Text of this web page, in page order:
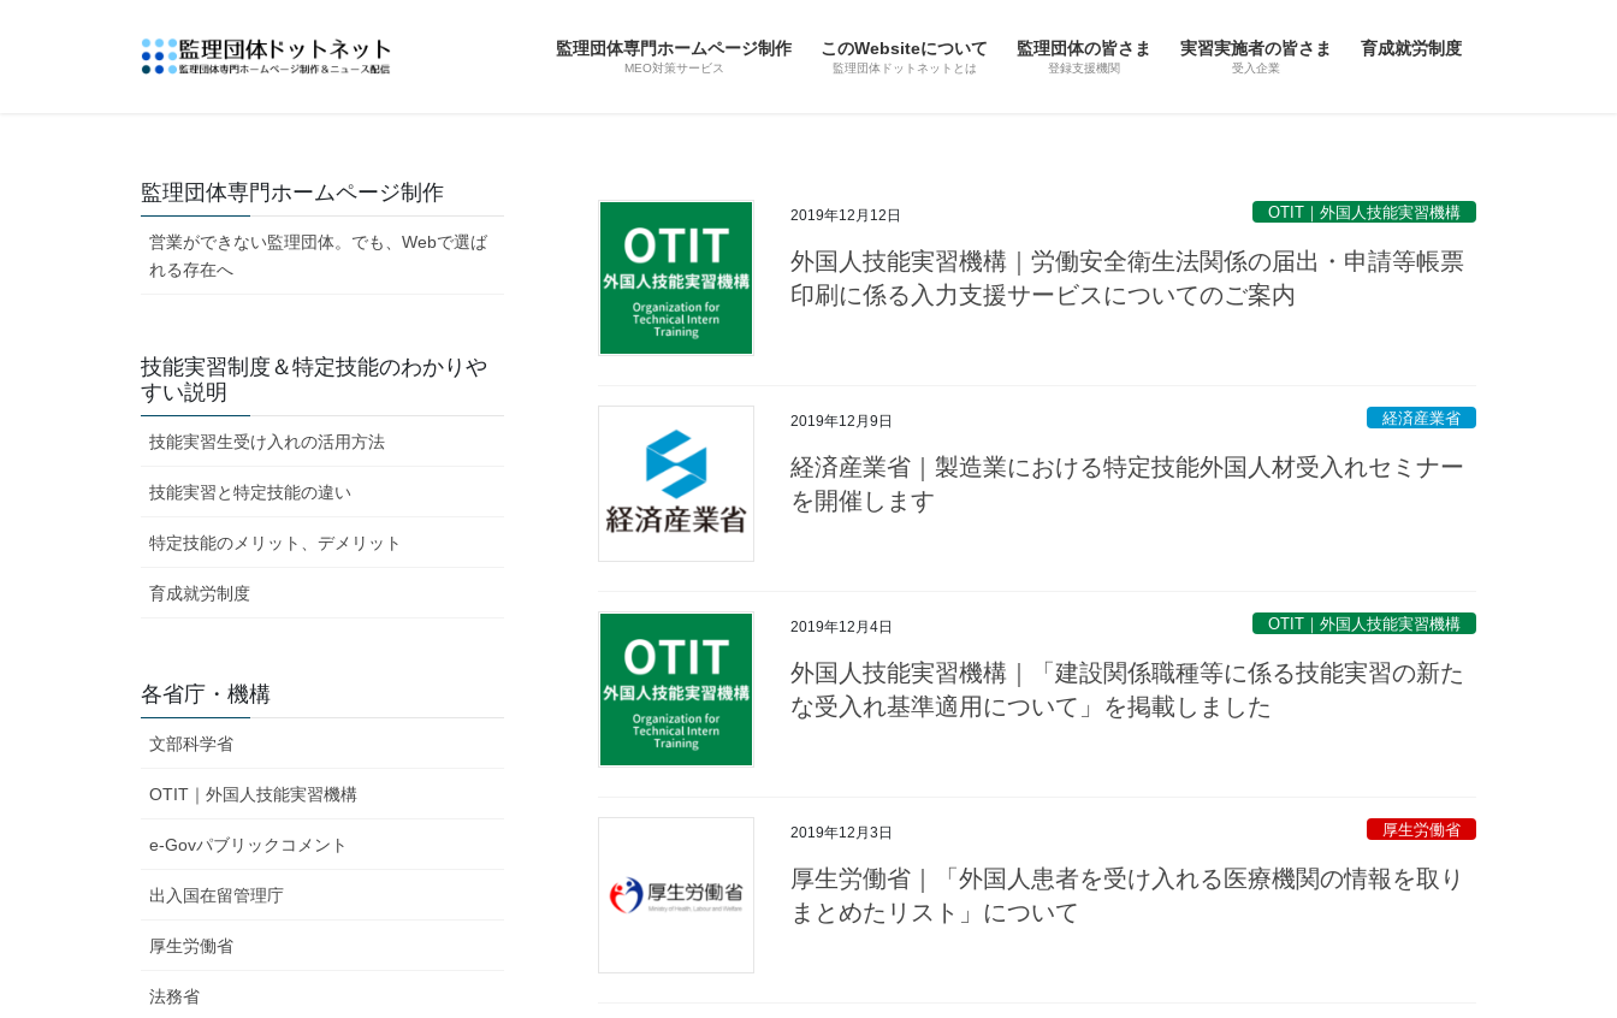
監理団体専門ホームページ制作
MEO対策サービス
このWebsiteについて
監理団体ドットネットとは
監理団体の皆さま
登録支援機関
実習実施者の皆さま
受入企業
育成就労制度
2019年12月12日 OTIT｜外国人技能実習機構
外国人技能実習機構｜労働安全衛生法関係の届出・申請等帳票
印刷に係る入力支援サービスについてのご案内
2019年12月9日 経済産業省
経済産業省｜製造業における特定技能外国人材受入れセミナー
を開催します
2019年12月4日 OTIT｜外国人技能実習機構
外国人技能実習機構｜「建設関係職種等に係る技能実習の新た
な受入れ基準適用について」を掲載しました
2019年12月3日 厚生労働省
厚生労働省｜「外国人患者を受け入れる医療機関の情報を取り
まとめたリスト」について
監理団体専門ホームページ制作
営業ができない監理団体。でも、Webで選ば
れる存在へ
技能実習制度＆特定技能のわかりや
すい説明
技能実習生受け入れの活用方法
技能実習と特定技能の違い
特定技能のメリット、デメリット
育成就労制度
各省庁・機構
文部科学省
OTIT｜外国人技能実習機構
e-Govパブリックコメント
出入国在留管理庁
厚生労働省
法務省